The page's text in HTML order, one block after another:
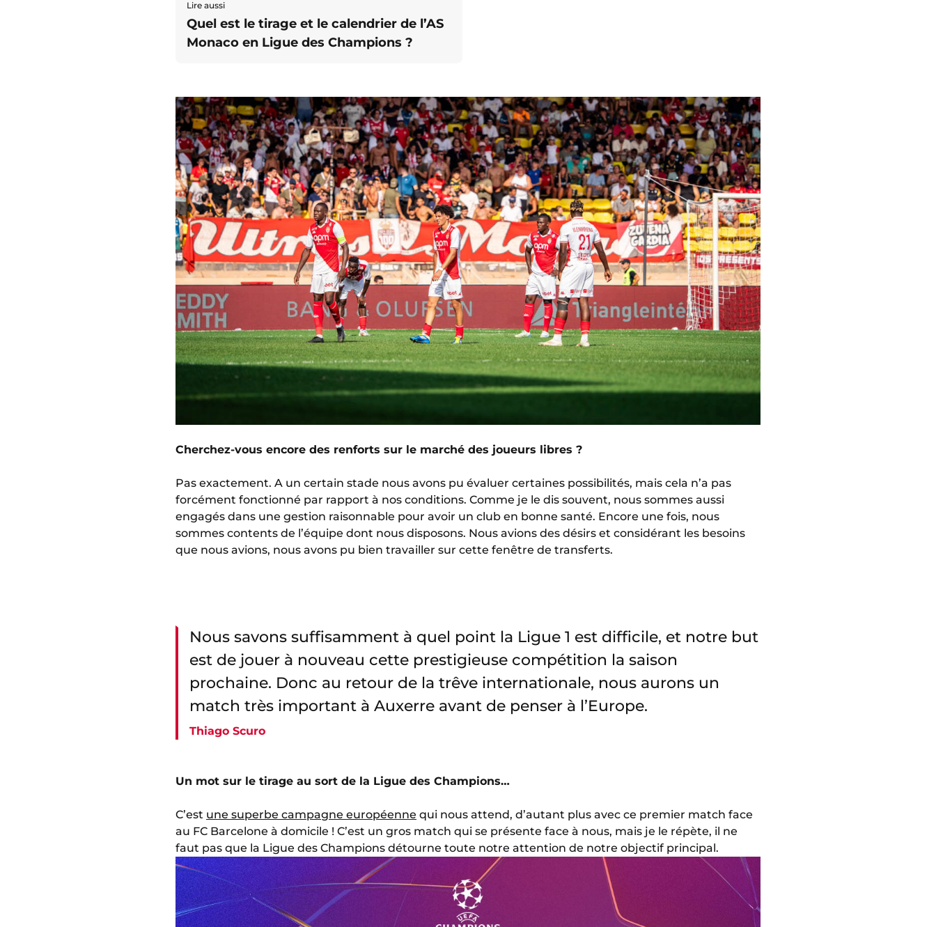
Lire aussi
Quel est le tirage et le calendrier de l’AS
Monaco en Ligue des Champions ?
Cherchez-vous encore des renforts sur le marché des joueurs libres ?
Pas exactement. A un certain stade nous avons pu évaluer certaines possibilités, mais cela n’a pas
forcément fonctionné par rapport à nos conditions. Comme je le dis souvent, nous sommes aussi
engagés dans une gestion raisonnable pour avoir un club en bonne santé. Encore une fois, nous
sommes contents de l’équipe dont nous disposons. Nous avions des désirs et considérant les besoins
que nous avions, nous avons pu bien travailler sur cette fenêtre de transferts.
Nous savons suffisamment à quel point la Ligue 1 est difficile, et notre but
est de jouer à nouveau cette prestigieuse compétition la saison
prochaine. Donc au retour de la trêve internationale, nous aurons un
match très important à Auxerre avant de penser à l’Europe.
Thiago Scuro
Un mot sur le tirage au sort de la Ligue des Champions…
C’est une superbe campagne européenne qui nous attend, d’autant plus avec ce premier match face
au FC Barcelone à domicile ! C’est un gros match qui se présente face à nous, mais je le répète, il ne
faut pas que la Ligue des Champions détourne toute notre attention de notre objectif principal.